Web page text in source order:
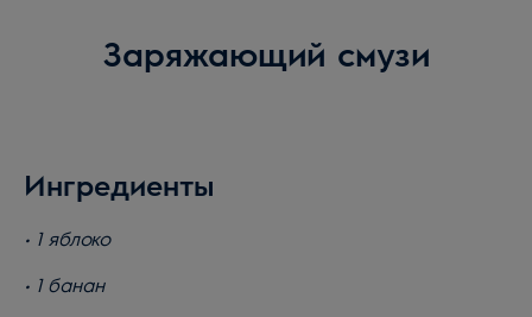
Заряжающий смузи
Ингредиенты
• 1 яблоко
• 1 банан